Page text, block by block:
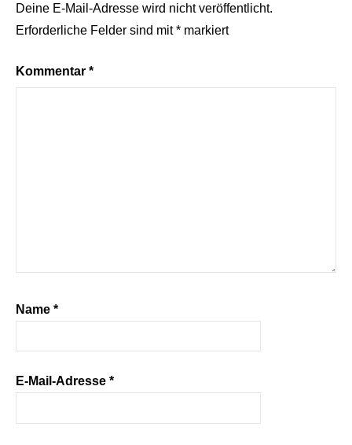
Deine E-Mail-Adresse wird nicht veröffentlicht.
Erforderliche Felder sind mit* markiert
Kommentar *
Name *
E-Mail-Adresse *